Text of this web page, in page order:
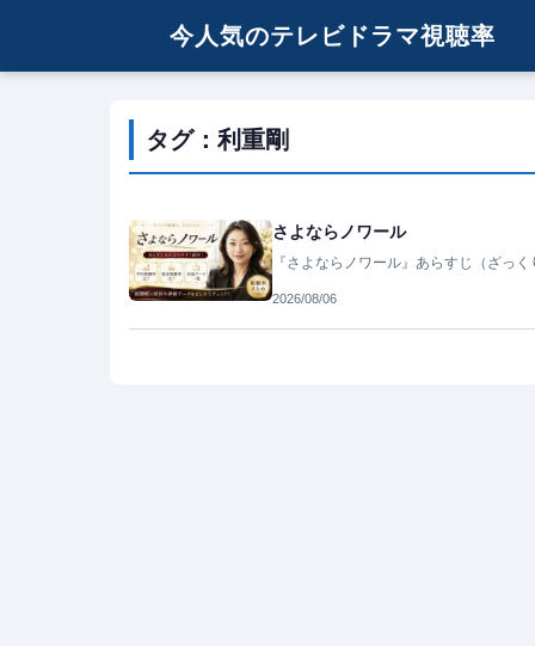
今人気のテレビドラマ視聴率
タグ：利重剛
さよならノワール
『さよならノワール』あらすじ（ざっ
2026/08/06